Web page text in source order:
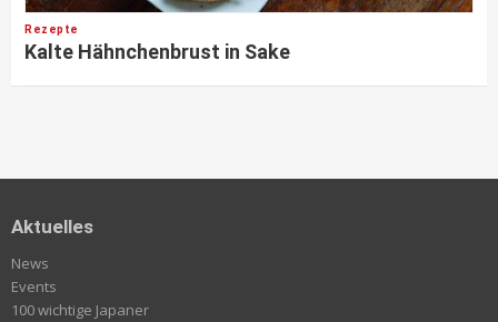
Rezepte
Kalte Hähnchenbrust in Sake
Aktuelles
News
Events
100 wichtige Japaner